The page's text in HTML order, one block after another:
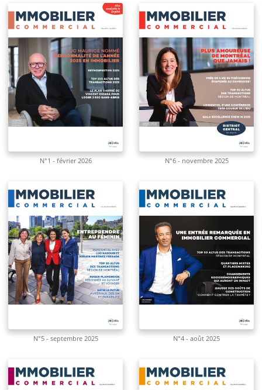
N°1 - février 2026 N°6 - novembre 2025
N°5 - septembre 2025 N°4 - août 2025